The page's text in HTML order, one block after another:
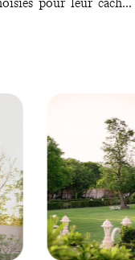
: à Delhi, un hôtel
votre propre
Par ailleurs, vous
adresses Voyageurs
et sur l’application
de
notre concierge
pour gérer petits